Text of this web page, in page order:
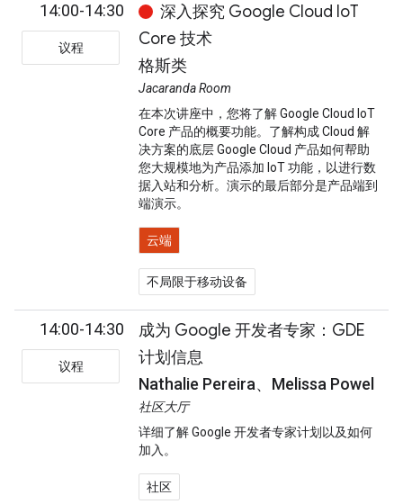
14:00-14:30
议程
深入探究 Google Cloud IoT
Core 技术
格斯类
Jacaranda Room
在本次讲座中，您将了解 Google Cloud IoT
Core 产品的概要功能。了解构成 Cloud 解
决方案的底层 Google Cloud 产品如何帮助
您大规模地为产品添加 IoT 功能，以进行数
据入站和分析。演示的最后部分是产品端到
端演示。
云端
不局限于移动设备
14:00-14:30
议程
成为 Google 开发者专家：GDE
计划信息
Nathalie Pereira、Melissa Powel
社区大厅
详细了解 Google 开发者专家计划以及如何
加入。
社区